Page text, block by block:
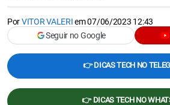
PorVITOR VALERIem07/06/2023 12:43
Seguir no Google
👉 DICAS TECH NO
👉 DICAS TECH NO